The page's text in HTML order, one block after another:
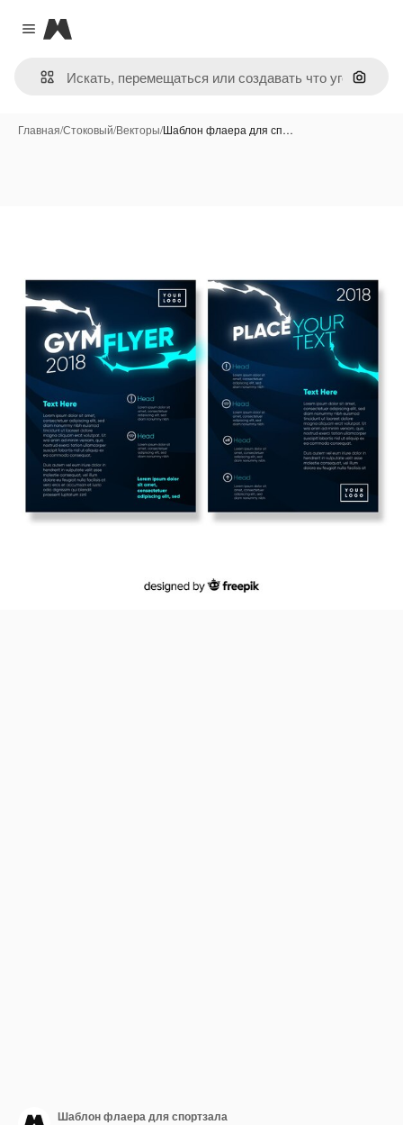
Close menu
Magnific
Поиск
Главная/Стоковый/Векторы/Шаблон флаера для сп…
Шаблон флаера для спортзала